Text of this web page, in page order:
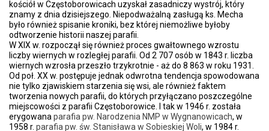
kościół w Częstoborowicach uzyskał zasadniczy wystrój, który
znamy z dnia dzisiejszego. Niepodważalną zasługą ks. Mecha
było również spisanie kroniki, bez której niemożliwe byłoby
odtworzenie historii naszej parafii.
W XIX w. rozpoczął się również proces gwałtownego wzrostu
liczby wiernych w rozległej parafii. Od 2 707 osób w 1843 r. liczba
wiernych wzrosła przeszło trzykrotnie - aż do 8 863 w roku 1931.
Od poł. XX w. postępuje jednak odwrotna tendencja spowodowana
nie tylko zjawiskiem starzenia się wsi, ale również faktem
tworzenia nowych parafii, do których przyłączano poszczególne
miejscowości z parafii Częstoborowice. I tak w 1946 r. została
erygowanaparafia pw. Narodzenia NMP w Wygnanowicach, w
1958 r. parafia pw. św. Stanisława w Sobieskiej Woli, w 1984 r.